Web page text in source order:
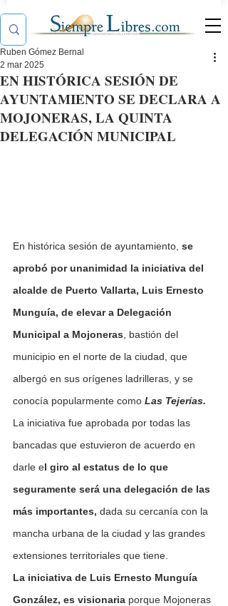
EN HISTÓRICA SESIÓN DE
AYUNTAMIENTO SE DECLARA A
MOJONERAS, LA QUINTA
DELEGACIÓN MUNICIPAL
Ruben Gómez Bernal
2 mar 2025
En histórica sesión de ayuntamiento, se
aprobó por unanimidad la iniciativa del
alcalde de Puerto Vallarta, Luis Ernesto
Munguía, de elevar a Delegación
Municipal a Mojoneras , bastión del
municipio en el norte de la ciudad, que
albergó en sus orígenes ladrilleras, y se
conocía popularmente como Las Tejerías.
La iniciativa fue aprobada por todas las
bancadas que estuvieron de acuerdo en
darle el giro al estatus de lo que
seguramente será una delegación de las
más importantes, dada su cercanía con la
mancha urbana de la ciudad y las grandes
extensiones territoriales que tiene.
La iniciativa de Luis Ernesto Munguía
González, es visionaria porque Mojoneras